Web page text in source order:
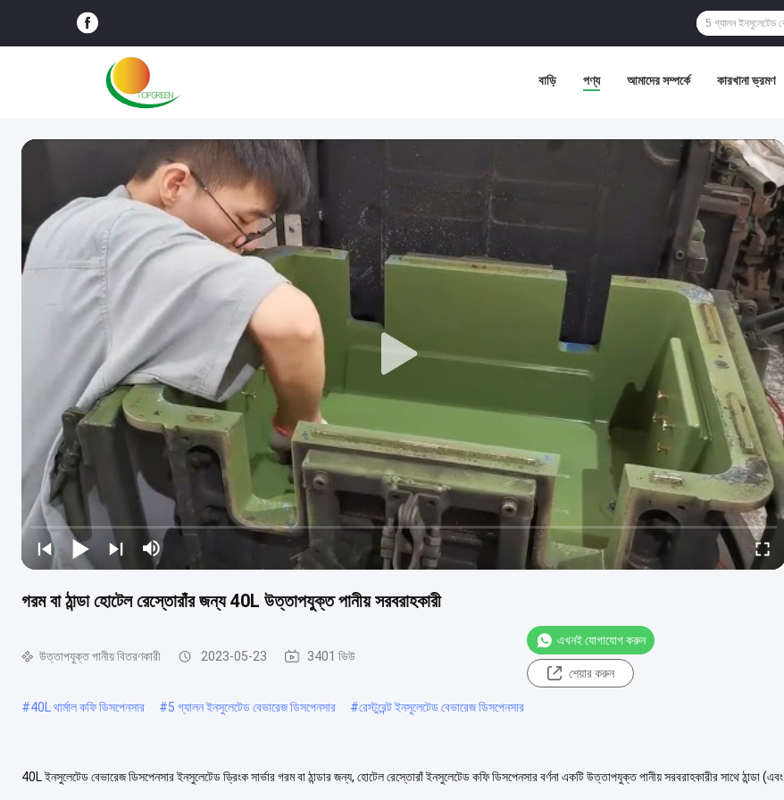
বাড়ি পণ্য আমাদের সম্পর্কে কারখানা ভ্রমণ
গরম বা ঠান্ডা হোটেল রেস্তোরাঁর জন্য 40L উত্তাপযুক্ত পানীয় সরবরাহকারী
উত্তাপযুক্ত পানীয় বিতরণকারী 2023-05-23 3401 ভিউ
এখনই যোগাযোগ করুন
শেয়ার করুন
#40L থার্মাল কফি ডিসপেনসার #5 গ্যালন ইনসুলেটেড বেভারেজ ডিসপেনসার #রেস্টুরেন্ট ইনসুলেটেড বেভারেজ ডিসপেনসার
40L ইনসুলেটেড বেভারেজ ডিসপেনসার ইনসুলেটেড ড্রিংক সার্ভার গরম বা ঠান্ডার জন্য, হোটেল রেস্তোরাঁ ইনসুলেটেড কফি ডিসপেনসার বর্ণনা একটি উত্তাপযুক্ত পানীয় সরবরাহকারীর সাথে ঠান্ডা (এবং